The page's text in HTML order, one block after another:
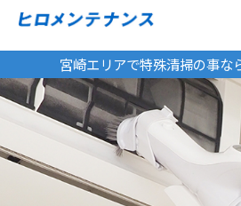
宮崎エリアで特殊清掃の事な